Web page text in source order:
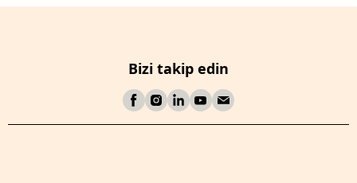
Bizi takip edin